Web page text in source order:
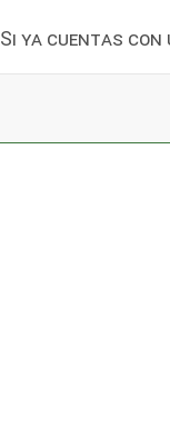
Si ya cuentas